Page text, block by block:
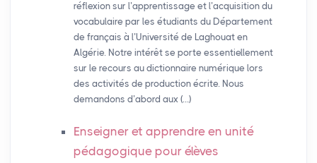
réflexion sur l’apprentissage et l’acquisition du
vocabulaire par les étudiants du Département
de français à l’Université de Laghouat en
Algérie. Notre intérêt se porte essentiellement
sur le recours au dictionnaire numérique lors
des activités de production écrite. Nous
demandons d’abord aux (…)
Enseigner et apprendre en unité
pédagogique pour élèves